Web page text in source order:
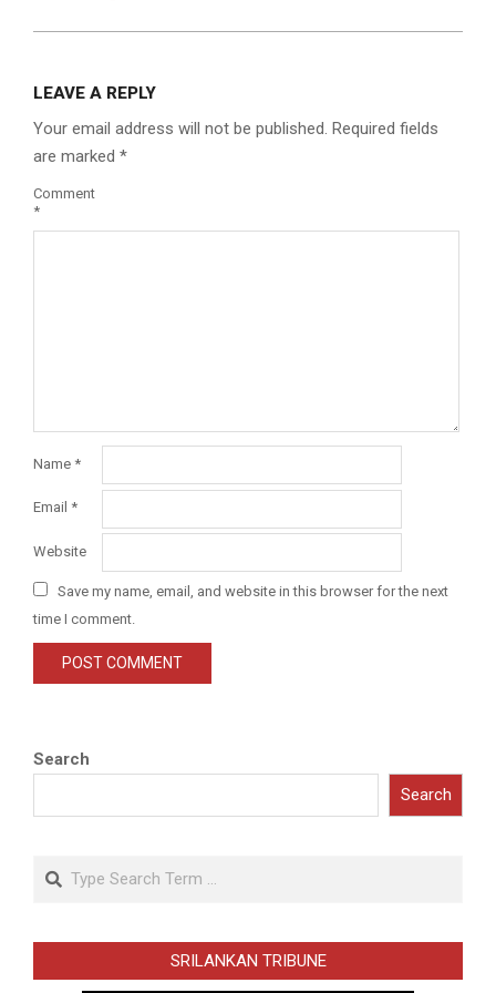
LEAVE A REPLY
Your email address will not be published. Required fields
are marked *
Comment
*
Name *
Email *
Website
Save my name, email, and website in this browser for the next
time I comment.
Search
Search
Search
SRILANKAN TRIBUNE